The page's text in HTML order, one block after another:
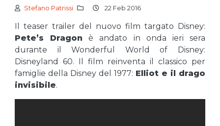
Stefano Patrissi 22 Feb 2016
Il teaser trailer del nuovo film targato Disney:
Pete’s Dragon è andato in onda ieri sera
durante il Wonderful World of Disney:
Disneyland 60. Il film reinventa il classico per
famiglie della Disney del 1977: Elliot e il drago
invisibile.